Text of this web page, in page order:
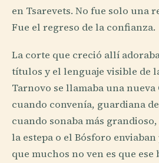
en Tsarevets. No fue solo una
Fue el regreso de la confianza.
La corte que creció allí
títulos y el lenguaje visible de
Tarnovo se llamaba una
cuando convenía, guardiana
cuando sonaba más
la estepa o el Bósforo
que muchos no ven es que